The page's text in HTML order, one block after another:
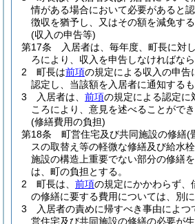
情がある場合において必要があると
徴収を猶予し、又はその額を減免する
(収入の申告等)
第17条
入居者は、毎年度、町長に対
ろにより、収入を申告しなければなら
2
町長は前項の規定による収入の申告
認定し、当該額を入居者に通知するも
3
入居者は、 前項の規定による認定に
ころにより、意見を述べることができ
(修繕費用の負担)
第18条
町営住宅及び共同施設の修繕(
スの取替え等の軽微な修繕及び給水
施設の構造上重要でない部分の修繕
は、町の負担とする。
2
町長は、 前項の規定にかかわらず、
の修繕に要する費用については、別
3
入居者の責めに帰すべき事由によつ
営住宅及び共同施設の修繕の必要が生